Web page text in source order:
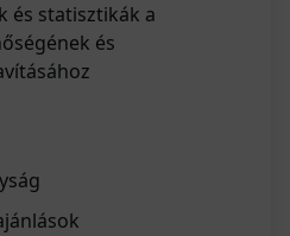
és statisztikák a
és